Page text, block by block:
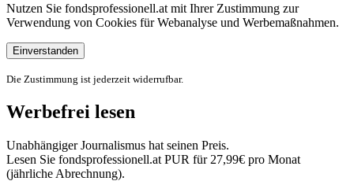
Nutzen Sie fondsprofessionell.at mit Ihrer Zustimmung zur
Verwendung von Cookies für Webanalyse und Werbemaßnahmen.
Einverstanden
Die Zustimmung ist jederzeit widerrufbar.
Werbefrei lesen
Unabhängiger Journalismus hat seinen Preis.
Lesen Sie fondsprofessionell.at PUR für 27,99€ pro Monat
(jährliche Abrechnung).